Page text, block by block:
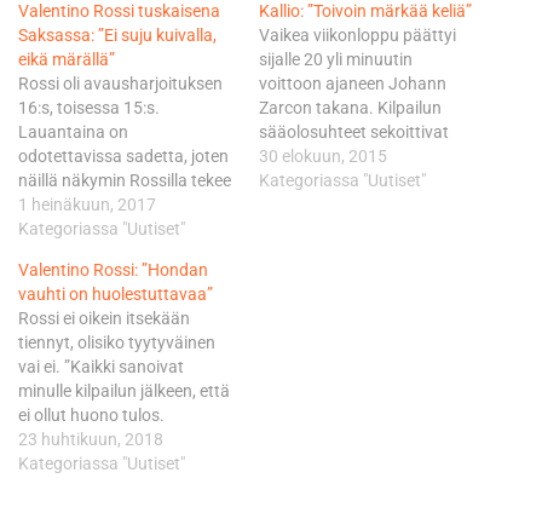
Valentino Rossi tuskaisena
Saksassa: ”Ei suju kuivalla,
eikä märällä”
Rossi oli avausharjoituksen
16:s, toisessa 15:s.
Lauantaina on
odotettavissa sadetta, joten
näillä näkymin Rossilla tekee
aika-ajoissa tiukkaa päästä
Q1:stä eteenpäin. - Päivä oli
turhauttava. Olin
ongelmissa sekä kuivalla
kelillä että sateella. Kuivalla
kelillä ja mediumin renkaalla
oli ihan ok, vaikka uuteen
pyörään iski pieni tekninen
vika. En…
1 heinäkuun, 2017
Kategoriassa "Uutiset"
Kallio: ”Toivoin märkää keliä”
Vaikea viikonloppu päättyi
sijalle 20 yli minuutin
voittoon ajaneen Johann
Zarcon takana. Kilpailun
sääolosuhteet sekoittivat
kuljettajien kuviot täysin, sillä
märälle radalle sadekelin
30 elokuun, 2015
Kategoriassa "Uutiset"
Valentino Rossi: ”Hondan
vauhti on huolestuttavaa”
Rossi ei oikein itsekään
tiennyt, olisiko tyytyväinen
vai ei. ”Kaikki sanoivat
minulle kilpailun jälkeen, että
ei ollut huono tulos.
Viikonloppu oli kaikkineen
aika positiivinen. Mutta
23 huhtikuun, 2018
Kategoriassa "Uutiset"